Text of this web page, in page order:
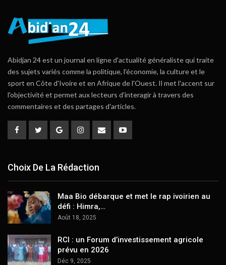
Abidjan 24 est un journal en ligne d'actualité généraliste qui traite
des sujets variés comme la politique, l'économie, la culture et le
sport en Côte d'Ivoire et en Afrique de l'Ouest. Il met l'accent sur
l'objectivité et permet aux lecteurs d'interagir à travers des
commentaires et des partages d'articles.
Choix De La Rédaction
Maa Bio débarque et met le rap ivoirien au
défi : Himra,…
Août 18, 2025
RCI : un Forum d’investissement agricole
prévu en 2026
Déc 9, 2025